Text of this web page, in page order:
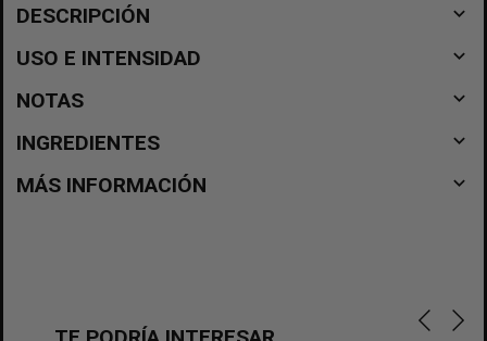
DESCRIPCIÓN navigate_before
USO E INTENSIDAD navigate_before
NOTAS navigate_before
INGREDIENTES navigate_before
MÁS INFORMACIÓN navigate_before